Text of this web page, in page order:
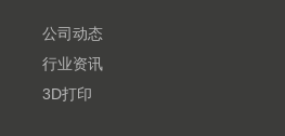
公司动态
行业资讯
3D打印